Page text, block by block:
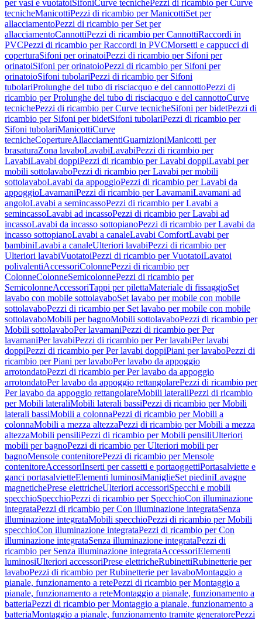
per vasi e vuotatoiSifoniCurve tecnichePezzi di ricambio per Curve
tecnicheManicottiPezzi di ricambio per ManicottiSet per
allacciamentoPezzi di ricambio per Set per
allacciamentoCannottiPezzi di ricambio per CannottiRaccordi in
PVCPezzi di ricambio per Raccordi in PVCMorsetti e cappucci di
coperturaSifoni per orinatoiPezzi di ricambio per Sifoni per
orinatoiSifoni per orinatoioPezzi di ricambio per Sifoni per
orinatoioSifoni tubolariPezzi di ricambio per Sifoni
tubolariProlunghe del tubo di risciacquo e del cannottoPezzi di
ricambio per Prolunghe del tubo di risciacquo e del cannottoCurve
tecnichePezzi di ricambio per Curve tecnicheSifoni per bidetPezzi di
ricambio per Sifoni per bidetSifoni tubolariPezzi di ricambio per
Sifoni tubolariManicottiCurve
tecnicheCopertureAllacciamentiGuarnizioniManicotti per
brasaturaZona lavaboLavabiLavabiPezzi di ricambio per
LavabiLavabi doppiPezzi di ricambio per Lavabi doppiLavabi per
mobili sottolavaboPezzi di ricambio per Lavabi per mobili
sottolavaboLavabi da appoggioPezzi di ricambio per Lavabi da
appoggioLavamaniPezzi di ricambio per LavamaniLavamani ad
angoloLavabi a semincassoPezzi di ricambio per Lavabi a
semincassoLavabi ad incassoPezzi di ricambio per Lavabi ad
incassoLavabi da incasso sottopianoPezzi di ricambio per Lavabi da
incasso sottopianoLavabi a canaleLavabi ComfortLavabi per
bambiniLavabi a canaleUlteriori lavabiPezzi di ricambio per
Ulteriori lavabiVuotatoiPezzi di ricambio per VuotatoiLavatoi
polivalentiAccessoriColonnePezzi di ricambio per
ColonneColonneSemicolonnePezzi di ricambio per
SemicolonneAccessoriTappi per pilettaMateriale di fissaggioSet
lavabo con mobile sottolavaboSet lavabo per mobile con mobile
sottolavaboPezzi di ricambio per Set lavabo per mobile con mobile
sottolavaboMobili per bagnoMobili sottolavaboPezzi di ricambio per
Mobili sottolavaboPer lavamaniPezzi di ricambio per Per
lavamaniPer lavabiPezzi di ricambio per Per lavabiPer lavabi
doppiPezzi di ricambio per Per lavabi doppiPiani per lavaboPezzi di
ricambio per Piani per lavaboPer lavabo da appoggio
arrotondatoPezzi di ricambio per Per lavabo da appoggio
arrotondatoPer lavabo da appoggio rettangolarePezzi di ricambio per
Per lavabo da appoggio rettangolareMobili lateraliPezzi di ricambio
per Mobili lateraliMobili laterali bassiPezzi di ricambio per Mobili
laterali bassiMobili a colonnaPezzi di ricambio per Mobili a
colonnaMobili a mezza altezzaPezzi di ricambio per Mobili a mezza
altezzaMobili pensiliPezzi di ricambio per Mobili pensiliUlteriori
mobili per bagnoPezzi di ricambio per Ulteriori mobili per
bagnoMensole contenitorePezzi di ricambio per Mensole
contenitoreAccessoriInserti per cassetti e portaoggettiPortasalviette e
ganci portasalvietteElementi luminosiManiglieSet piediniLavagne
magnetichePrese elettricheUlteriori accessoriSpecchi e mobili
specchioSpecchioPezzi di ricambio per SpecchioCon illuminazione
integrataPezzi di ricambio per Con illuminazione integrataSenza
illuminazione integrataMobili specchioPezzi di ricambio per Mobili
specchioCon illuminazione integrataPezzi di ricambio per Con
illuminazione integrataSenza illuminazione integrataPezzi di
ricambio per Senza illuminazione integrataAccessoriElementi
luminosiUlteriori accessoriPrese elettricheRubinettiRubinetterie per
lavaboPezzi di ricambio per Rubinetterie per lavaboMontaggio a
pianale, funzionamento a retePezzi di ricambio per Montaggio a
pianale, funzionamento a reteMontaggio a pianale, funzionamento a
batteriaPezzi di ricambio per Montaggio a pianale, funzionamento a
batteriaMontaggio a pianale, funzionamento tramite generatorePezzi